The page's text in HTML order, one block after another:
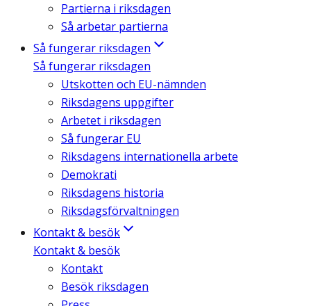
Partierna i riksdagen
Så arbetar partierna
Så fungerar riksdagen
Så fungerar riksdagen
Utskotten och EU-nämnden
Riksdagens uppgifter
Arbetet i riksdagen
Så fungerar EU
Riksdagens internationella arbete
Demokrati
Riksdagens historia
Riksdagsförvaltningen
Kontakt & besök
Kontakt & besök
Kontakt
Besök riksdagen